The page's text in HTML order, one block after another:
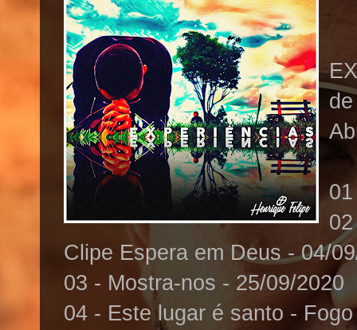
Clipe Espera em Deus - 04/
03 - Mostra-nos - 25/09/2020
04 - Este lugar é santo - Fogo